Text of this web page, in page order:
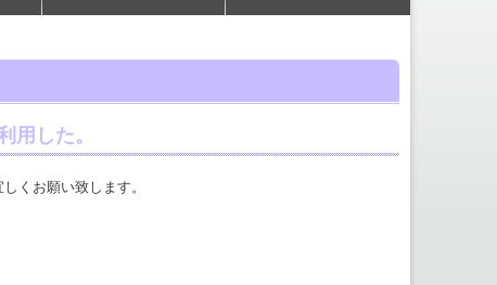
した。
くお願い致します。